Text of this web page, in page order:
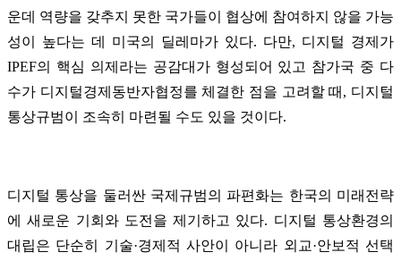
운데 역량을 갖추지 못한 국가들이 협상에 참여하지 않을 가능
성이 높다는 데 미국의 딜레마가 있다. 다만, 디지털 경제가
IPEF의 핵심 의제라는 공감대가 형성되어 있고 참가국 중 다
수가 디지털경제동반자협정를 체결한 점을 고려할 때, 디지털
통상규범이 조속히 마련될 수도 있을 것이다.
디지털 통상을 둘러싼 국제규범의 파편화는 한국의 미래전략
에 새로운 기회와 도전을 제기하고 있다. 디지털 통상환경의
대립은 단순히 기술·경제적 사안이 아니라 외교·안보적 선택